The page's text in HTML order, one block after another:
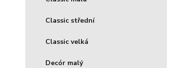
Classic střední
Classic velká
Decór malý